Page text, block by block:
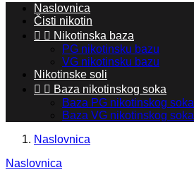
Naslovnica
Čisti nikotin
  Nikotinska baza
PG nikotinsku bazu
VG nikotinsku bazu
Nikotinske soli
  Baza nikotinskog soka
Baza PG nikotinskog soka
Baza VG nikotinskog soka
Naslovnica
Naslovnica